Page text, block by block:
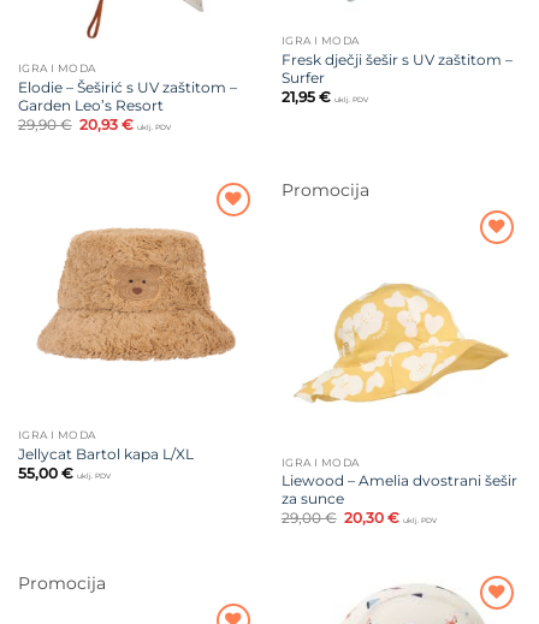
IGRA I MODA
Elodie – Šeširić s UV zaštitom –
Garden Leo’s Resort
29,90€ Izvorna
cijena
20,93€Trenutna
uklj. PDV
IGRA I MODA
Fresk dječji šešir s UV zaštitom –
Surfer
21,95 € uklj. PDV
na listu
IGRA I MODA
Jellycat Bartol kapa L/XL
55,00 € uklj. PDV
Promocija
IGRA I MODA
Liewood – Amelia dvostrani šešir
za sunce
29,00€ Izvorna
cijena
20,30€Trenutna
uklj. PDV
Promocija